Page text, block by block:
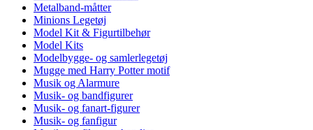
Metalband-måtter
Minions Legetøj
Model Kit & Figurtilbehør
Model Kits
Modelbygge- og samlerlegetøj
Mugge med Harry Potter motif
Musik og Alarmure
Musik- og bandfigurer
Musik- og fanart-figurer
Musik- og fanfigur